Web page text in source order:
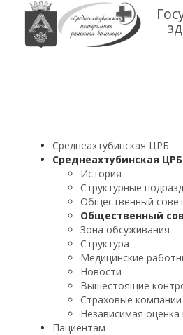
Среднеахтубинская ЦРБ
Среднеахтубинская ЦРБ
История
Структурные
Общественный совет
Общественный
Зона обсуживания
Структура
Медицинские
Новости
Вышестоящие
Страховые компании
Независимая оценка
Пациентам